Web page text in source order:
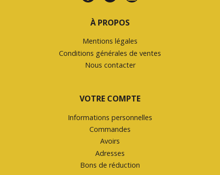
À PROPOS
Mentions légales
Conditions générales de ventes
Nous contacter
VOTRE COMPTE
Informations personnelles
Commandes
Avoirs
Adresses
Bons de réduction